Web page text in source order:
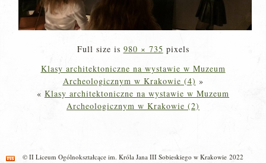
Full size is 980 × 735 pixels
Klasy architektoniczne na wystawie w Muzeum
Archeologicznym w Krakowie (4) »
« Klasy architektoniczne na wystawie w Muzeum
Archeologicznym w Krakowie (2)
© II Liceum Ogólnokształcące im. Króla Jana III Sobieskiego w Krakowie 2022